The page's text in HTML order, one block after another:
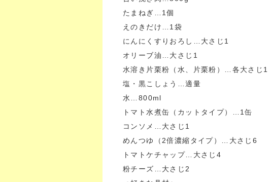
たまねぎ…1個
えのきだけ…1袋
にんにくすりおろし…大さじ1
オリーブ油…大さじ1
水溶き片栗粉（水、片栗粉）…各大さじ1
塩・黒こしょう…適量
水…800ml
トマト水煮缶（カットタイプ）…1缶
コンソメ…大さじ1
めんつゆ（2倍濃縮タイプ）…大さじ6
トマトケチャップ…大さじ4
粉チーズ…大さじ2